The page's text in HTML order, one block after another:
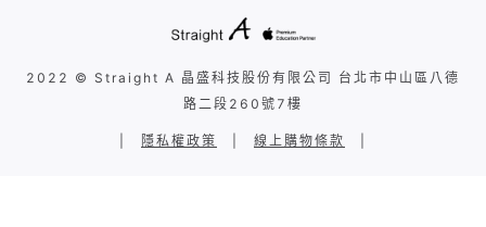
2022 © Straight A 晶盛科技股份有限公司 台北市中山區八德
路二段260號7樓
隱私權政策 線上購物條款